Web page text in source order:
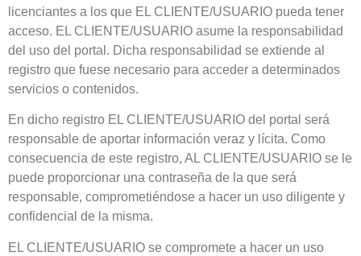
licenciantes a los que EL CLIENTE/USUARIO pueda tener
acceso. EL CLIENTE/USUARIO asume la responsabilidad
del uso del portal. Dicha responsabilidad se extiende al
registro que fuese necesario para acceder a determinados
servicios o contenidos.
En dicho registro EL CLIENTE/USUARIO del portal será
responsable de aportar información veraz y lícita. Como
consecuencia de este registro, AL CLIENTE/USUARIO se le
puede proporcionar una contraseña de la que será
responsable, comprometiéndose a hacer un uso diligente y
confidencial de la misma.
EL CLIENTE/USUARIO se compromete a hacer un uso